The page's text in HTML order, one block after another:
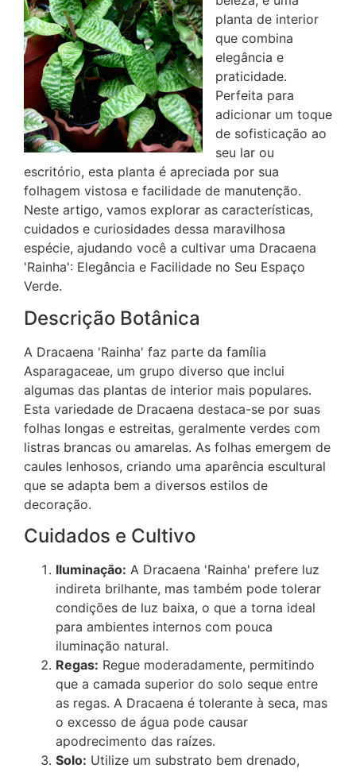
planta de interior
que combina
elegância e
praticidade.
Perfeita para
adicionar um toque
de sofisticação ao
seu lar ou
escritório, esta planta é apreciada por sua
folhagem vistosa e facilidade de manutenção.
Neste artigo, vamos explorar as características,
cuidados e curiosidades dessa maravilhosa
espécie, ajudando você a cultivar uma Dracaena
'Rainha': Elegância e Facilidade no Seu Espaço
Verde.
Descrição Botânica
A Dracaena 'Rainha' faz parte da família
Asparagaceae, um grupo diverso que inclui
algumas das plantas de interior mais populares.
Esta variedade de Dracaena destaca-se por suas
folhas longas e estreitas, geralmente verdes com
listras brancas ou amarelas. As folhas emergem de
caules lenhosos, criando uma aparência escultural
que se adapta bem a diversos estilos de
decoração.
Cuidados e Cultivo
Iluminação: A Dracaena 'Rainha' prefere luz
indireta brilhante, mas também pode tolerar
condições de luz baixa, o que a torna ideal
para ambientes internos com pouca
iluminação natural.
Regas: Regue moderadamente, permitindo
que a camada superior do solo seque entre
as regas. A Dracaena é tolerante à seca, mas
o excesso de água pode causar
apodrecimento das raízes.
Solo: Utilize um substrato bem drenado,